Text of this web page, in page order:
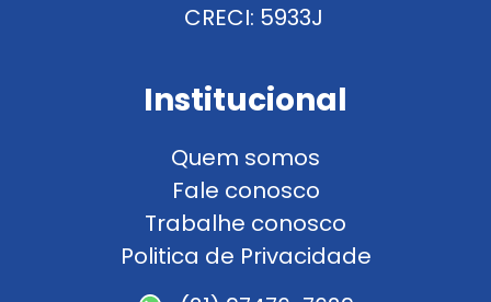
CRECI: 5933J
Institucional
Quem somos
Fale conosco
Trabalhe conosco
Politica de Privacidade